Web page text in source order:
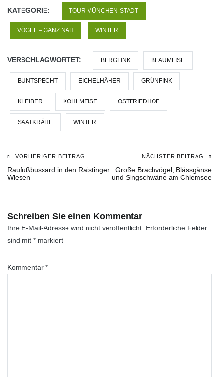
KATEGORIE: TOUR MÜNCHEN-STADT
VÖGEL – GANZ NAH WINTER
VERSCHLAGWORTET: BERGFINK BLAUMEISE
BUNTSPECHT EICHELHÄHER GRÜNFINK
KLEIBER KOHLMEISE OSTFRIEDHOF
SAATKRÄHE WINTER
Beitragsnavigation
VORHERIGER BEITRAG
Raufußbussard in den Raistinger
Wiesen
NÄCHSTER BEITRAG
Große Brachvögel, Blässgänse
und Singschwäne am Chiemsee
Schreiben Sie einen Kommentar
Ihre E-Mail-Adresse wird nicht veröffentlicht. Erforderliche Felder
sind mit * markiert
Kommentar *